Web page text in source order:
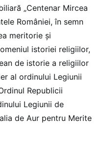
„Centenar Mircea
României, în semn
meritorie şi
istoriei religiilor,
de istorie a religiilor
al ordinului Legiunii
Republicii
Legiunii de
de Aur pentru Merite